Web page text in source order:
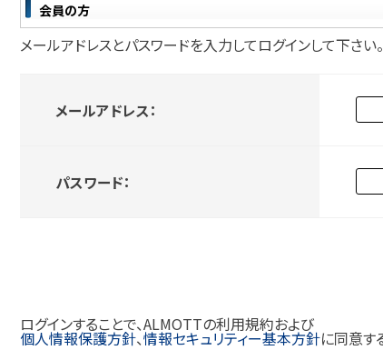
会員の方
メールアドレスとパスワードを入力してログインして下さい。
メールアドレス：
パスワード：
ログインすることで、ALMOTTの利用規約および
個人情報保護方針、情報セキュリティー基本方針に同意す